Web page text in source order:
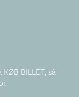
BILLET, så